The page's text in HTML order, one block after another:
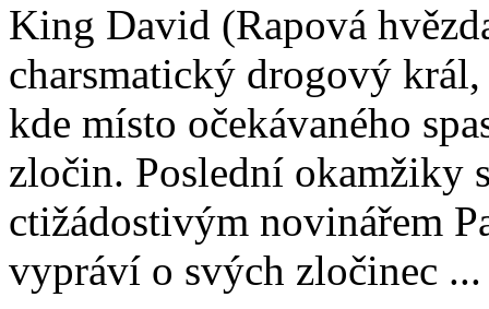
King David (Rapová
charsmatický drogový král,
kde místo očekávaného
zločin. Poslední okamžiky
ctižádostivým novinářem
vypráví o svých zločinec ...